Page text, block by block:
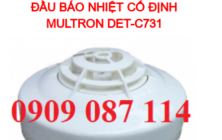
ĐẦU BÁO NHIỆT CỐ ĐỊNH
MULTRON DET-C731